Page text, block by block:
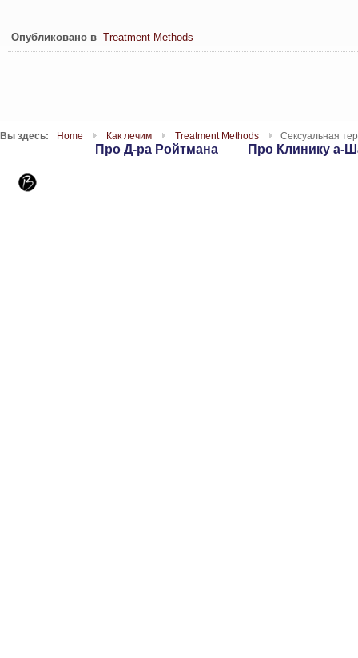
Опубликовано в Treatment Methods
Вы здесь: Home Как лечим Treatment Methods Сексуальная
Про Д-ра Ройтмана Про Клинику а-